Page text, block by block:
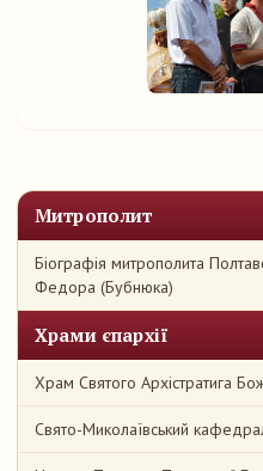
Митрополит
Біографія митрополита
Федора (Бубнюка)
Храми єпархії
Храм Святого Архістратига
Свято-Миколаївський